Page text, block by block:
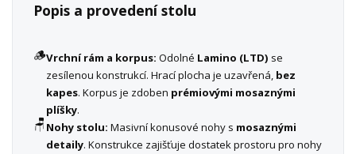
Popis a provedení stolu
🪵Vrchní rám a korpus: Odolné Lamino (LTD) se
zesílenou konstrukcí. Hrací plocha je uzavřená, bez
kapes. Korpus je zdoben prémiovými mosaznými
plíšky.
🪑 Nohy stolu: Masivní konusové nohy s mosaznými
detaily. Konstrukce zajišťuje dostatek prostoru pro nohy